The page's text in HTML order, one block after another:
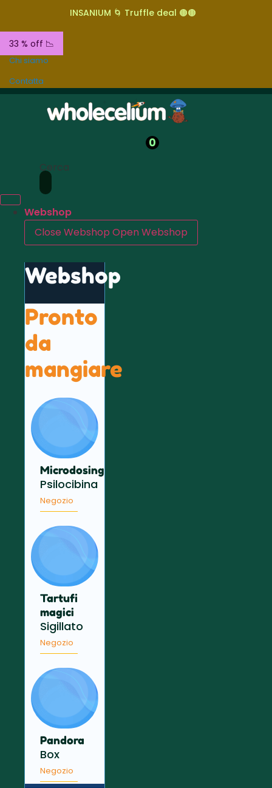
INSANIUM 🌀 Truffle deal 🟤🟤
33 % off 📉
Chi siamo
Contatta
0
Cerca
Webshop
Close Webshop Open Webshop
Webshop
Pronto
da
mangiare
Microdosing
Psilocibina
Negozio
Tartufi
magici
Sigillato
Negozio
Pandora
Box
Negozio